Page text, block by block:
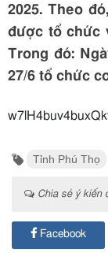
2025. Theo
được tổ chức
Trong đó:
27/6 tổ chức
Tỉnh Phú Thọ
Chia sẻ ý kiến
Facebook